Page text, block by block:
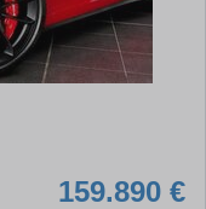
159.890 €